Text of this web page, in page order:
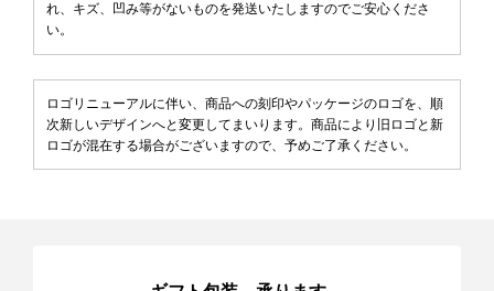
れ、キズ、凹み等がないものを発送いたしますのでご安心くださ
い。
ロゴリニューアルに伴い、商品への刻印やパッケージのロゴを、順
次新しいデザインへと変更してまいります。商品により旧ロゴと新
ロゴが混在する場合がございますので、予めご了承ください。